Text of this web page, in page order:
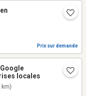
Prix sur demande
locales
km)